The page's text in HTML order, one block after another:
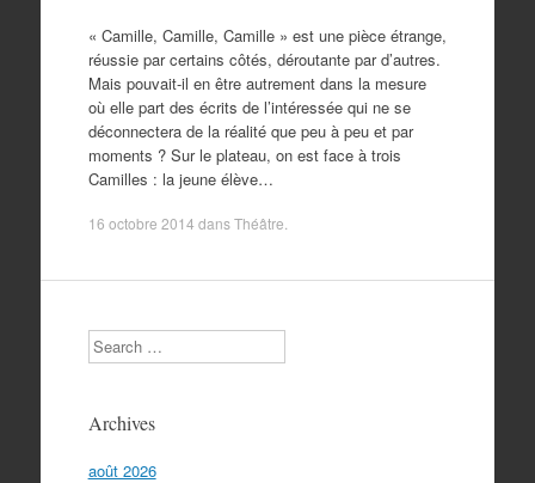
« Camille, Camille, Camille » est une pièce étrange,
réussie par certains côtés, déroutante par d’autres.
Mais pouvait-il en être autrement dans la mesure
où elle part des écrits de l’intéressée qui ne se
déconnectera de la réalité que peu à peu et par
moments ? Sur le plateau, on est face à trois
Camilles : la jeune élève…
16 octobre 2014 dansThéâtre
Search
Archives
août 2026